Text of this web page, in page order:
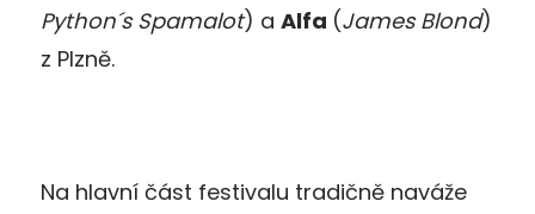
Python´s Spamalot) a Alfa (James Blond)
z Plzně.
Na hlavní část festivalu tradičně naváže